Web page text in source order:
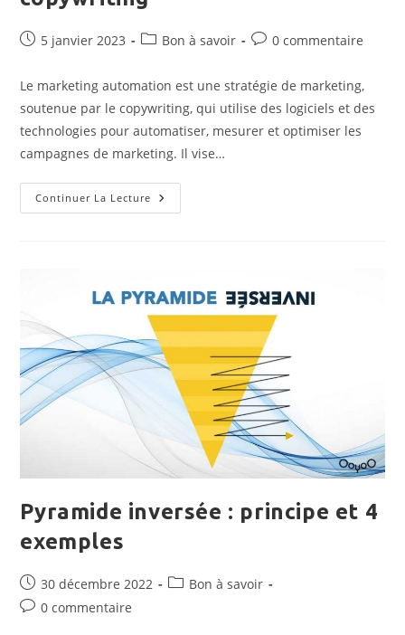
Publication
5 janvier 2023
PostBon à savoir
Commentaires
la
publication :
0 commentaire
Le marketing automation est une stratégie de marketing,
soutenue par le copywriting, qui utilise des logiciels et des
technologies pour automatiser, mesurer et optimiser les
campagnes de marketing. Il vise…
Continuer La Lecture Marketing
Automation
Pyramide inversée : principe et 4
exemples
Publication
publiée :
30 décembre 2022
PostBon à savoir
Commentaires
0 commentaire